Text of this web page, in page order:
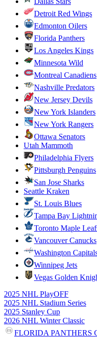
Detroit Red Wings
Edmonton Oilers
Florida Panthers
Los Angeles Kings
Minnesota Wild
Montreal Canadiens
Nashville Predators
New Jersey Devils
New York Islanders
New York Rangers
Ottawa Senators
Utah Mammoth
Philadelphia Flyers
Pittsburgh Penguins
San Jose Sharks
Seattle Kraken
St. Louis Blues
Tampa Bay
Toronto Maple
Vancouver Canucks
Washington
Winnipeg Jets
Vegas Golden
2025 NHL PlayOFF
2025 NHL Stadium Series
2025 Stanley Cup
2026 NHL Winter Classic
FLORIDA PANTHERS